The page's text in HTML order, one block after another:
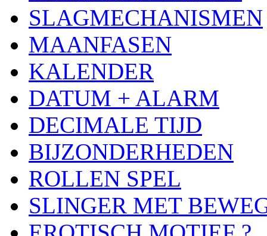
SLAGMECHANISMEN
MAANFASEN
KALENDER
DATUM + ALARM
DECIMALE TIJD
BIJZONDERHEDEN
ROLLEN SPEL
SLINGER MET